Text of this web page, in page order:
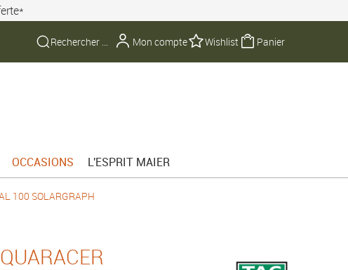
Mon compte Wishlist Panier
OCCASIONS L'ESPRIT MAIER
100 SOLARGRAPH